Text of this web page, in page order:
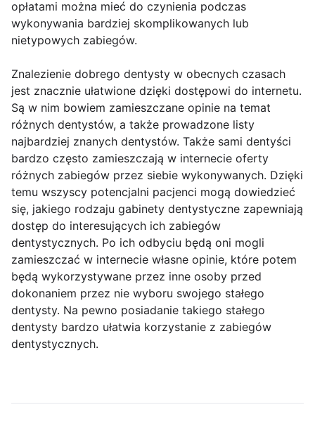
opłatami można mieć do czynienia podczas
wykonywania bardziej skomplikowanych lub
nietypowych zabiegów.
Znalezienie dobrego dentysty w obecnych czasach
jest znacznie ułatwione dzięki dostępowi do internetu.
Są w nim bowiem zamieszczane opinie na temat
różnych dentystów, a także prowadzone listy
najbardziej znanych dentystów. Także sami dentyści
bardzo często zamieszczają w internecie oferty
różnych zabiegów przez siebie wykonywanych. Dzięki
temu wszyscy potencjalni pacjenci mogą dowiedzieć
się, jakiego rodzaju gabinety dentystyczne zapewniają
dostęp do interesujących ich zabiegów
dentystycznych. Po ich odbyciu będą oni mogli
zamieszczać w internecie własne opinie, które potem
będą wykorzystywane przez inne osoby przed
dokonaniem przez nie wyboru swojego stałego
dentysty. Na pewno posiadanie takiego stałego
dentysty bardzo ułatwia korzystanie z zabiegów
dentystycznych.